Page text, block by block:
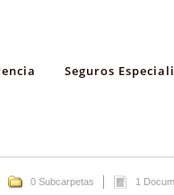
Seguros
0 Subcarpetas 1